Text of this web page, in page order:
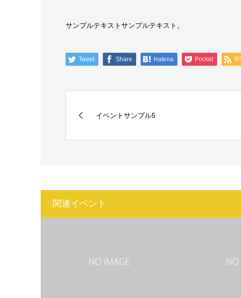
サンプルテキストサンプルテキスト。
Tweet Share Hatena Pocket
イベントサンプル5
関連イベント